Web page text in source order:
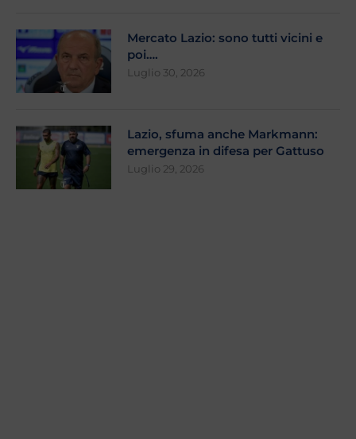
Mercato Lazio: sono tutti vicini e
poi….
Luglio 30, 2026
Lazio, sfuma anche Markmann:
emergenza in difesa per Gattuso
Luglio 29, 2026